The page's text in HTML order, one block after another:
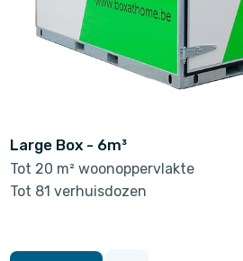
Large Box - 6m³
Tot 20 m² woonoppervlakte
Tot 81 verhuisdozen